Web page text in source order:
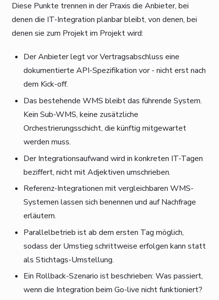
Diese Punkte trennen in der Praxis die Anbieter, bei
denen die IT-Integration planbar bleibt, von denen, bei
denen sie zum Projekt im Projekt wird:
Der Anbieter legt vor Vertragsabschluss eine
dokumentierte API-Spezifikation vor - nicht erst nach
dem Kick-off.
Das bestehende WMS bleibt das führende System.
Kein Sub-WMS, keine zusätzliche
Orchestrierungsschicht, die künftig mitgewartet
werden muss.
Der Integrationsaufwand wird in konkreten IT-Tagen
beziffert, nicht mit Adjektiven umschrieben.
Referenz-Integrationen mit vergleichbaren WMS-
Systemen lassen sich benennen und auf Nachfrage
erläutern.
Parallelbetrieb ist ab dem ersten Tag möglich,
sodass der Umstieg schrittweise erfolgen kann statt
als Stichtags-Umstellung.
Ein Rollback-Szenario ist beschrieben: Was passiert,
wenn die Integration beim Go-live nicht funktioniert?